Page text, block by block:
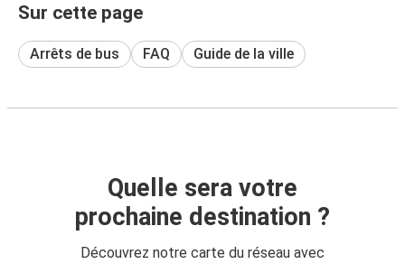
Sur cette page
Arrêts de bus FAQ Guide de la ville
Quelle sera votre
prochaine destination ?
Découvrez notre carte du réseau avec